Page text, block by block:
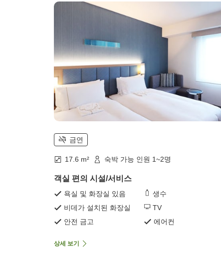
금연
17.6 m² 숙박 가능 인원 1~2명
객실 편의 시설/서비스
욕실 및 화장실 있음
생수
비데가 설치된 화장실
TV
안전 금고
에어컨
상세 보기